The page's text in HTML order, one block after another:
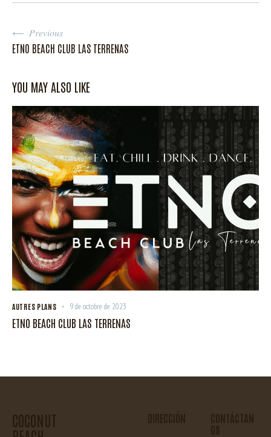
Previous
ETNO BEACH CLUB LAS TERRENAS
YOU MAY ALSO LIKE
AUTRES PLANS 9 de octobre de 2023
ETNO BEACH CLUB LAS TERRENAS
COCONUT
DIRECCIÓN CONTÁCTAN
OS